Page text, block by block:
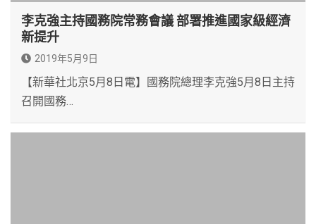
李克強主持國務院常務會議 部署推進國家級經濟
新提升
2019年5月9日
【新華社北京5月8日電】國務院總理李克強5月8日主持
召開國務…